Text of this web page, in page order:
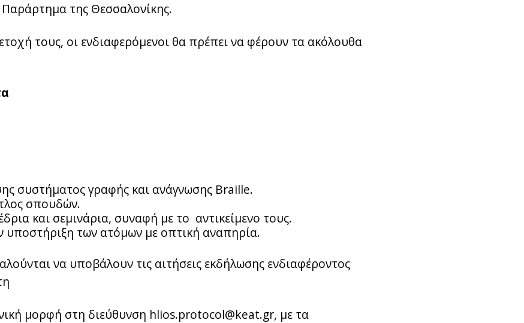
της Θεσσαλονίκης.
τους, οι ενδιαφερόμενοι θα πρέπει να φέρουν τα ακόλουθα
συστήματος γραφής και ανάγνωσης Braille.
σπουδών.
και σεμινάρια, συναφή με το αντικείμενο τους.
υποστήριξη των ατόμων με οπτική αναπηρία.
να υποβάλουν τις αιτήσεις εκδήλωσης ενδιαφέροντος
μορφή στη διεύθυνση hlios.protocol@keat.gr, με τα